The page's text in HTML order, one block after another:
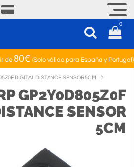
0
de 80€ (Solo válido para España y Portugal)
DIGITAL DISTANCE SENSOR 5CM
GP2Y0D805Z0F
SENSOR
5CM